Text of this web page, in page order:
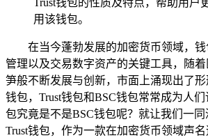
用该钱包。
在当今蓬勃发展的加密货币领域，钱
管理以及交易数字资产的关键工具，随
笋般不断发展与创新，市面上涌现出了
钱包，Trust钱包和BSC钱包常常成为人
包究竟是不是BSC钱包呢？就让我们一同
Trust钱包，作为一款在加密货币领域声